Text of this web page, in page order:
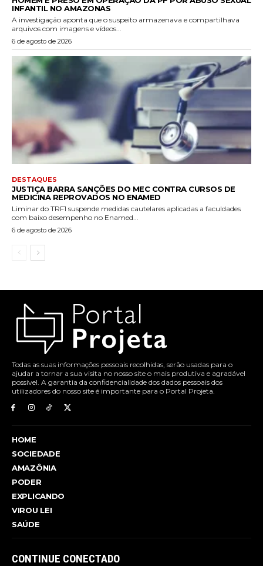
INFANTIL NO AMAZONAS
A investigação aponta que o suspeito armazenava e compartilhava
arquivos com imagens e vídeos...
6 de agosto de 2026
DESTAQUES
JUSTIÇA BARRA SANÇÕES DO MEC CONTRA CURSOS DE
MEDICINA REPROVADOS NO ENAMED
Liminar do TRF1 suspende medidas cautelares aplicadas a faculdades
com baixo desempenho no Enamed...
6 de agosto de 2026
Todas as suas informações pessoais recolhidas, serão usadas para o
ajudar a tornar a sua visita no nosso site o mais produtiva e agradável
possível. A garantia da confidencialidade dos dados pessoais dos
utilizadores do nosso site é importante para o Portal Projeta.
HOME
SOCIEDADE
AMAZÔNIA
PODER
EXPLICANDO
VIROU LEI
SAÚDE
CONTINUE CONECTADO